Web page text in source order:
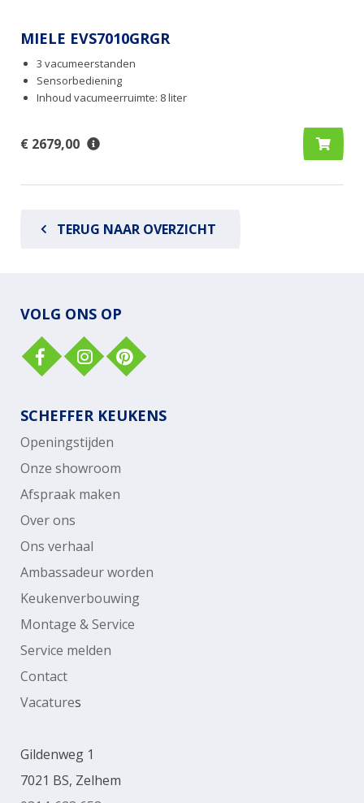
MIELE EVS7010GRGR
3 vacumeerstanden
Sensorbediening
Inhoud vacumeerruimte: 8 liter
€ 2679,00
TERUG NAAR OVERZICHT
VOLG ONS OP
SCHEFFER KEUKENS
Openingstijden
Onze showroom
Afspraak maken
Over ons
Ons verhaal
Ambassadeur worden
Keukenverbouwing
Montage & Service
Service melden
Contact
Vacatures
Gildenweg 1
7021 BS, Zelhem